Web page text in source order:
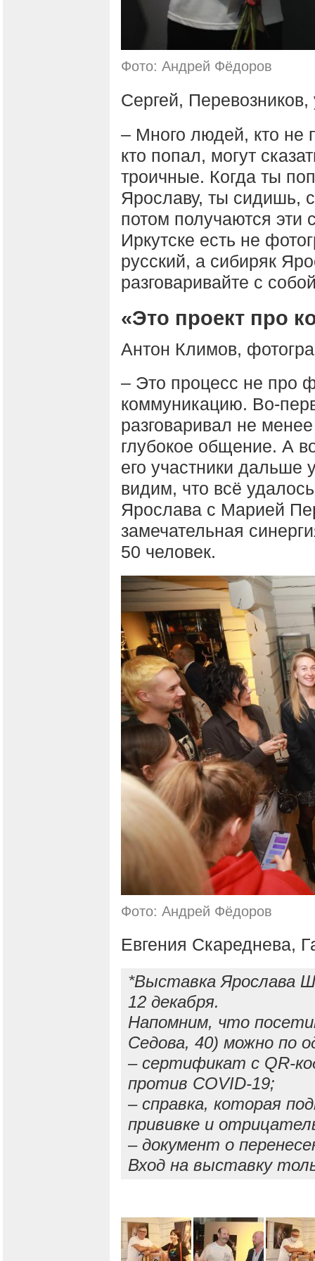
Фото: Андрей Фёдоров
Сергей, Перевозников,
– Много людей, кто не
кто попал, могут
троичные. Когда ты
Ярославу, ты сидишь,
потом получаются эти
Иркутске есть не
русский, а сибиряк
разговаривайте с
«Это проект про
Антон Климов,
– Это процесс не про
коммуникацию. Во-
разговаривал не
глубокое общение. А
его участники
видим, что всё
Ярослава с Марией
замечательная
50 человек.
Фото: Андрей Фёдоров
Евгения Скареднева,
*Выставка Ярослава
12 декабря.
Напомним, что
Седова, 40) можно по
– сертификат c QR-
против COVID-19;
– справка, которая
прививке и
– документ о
Вход на выставку